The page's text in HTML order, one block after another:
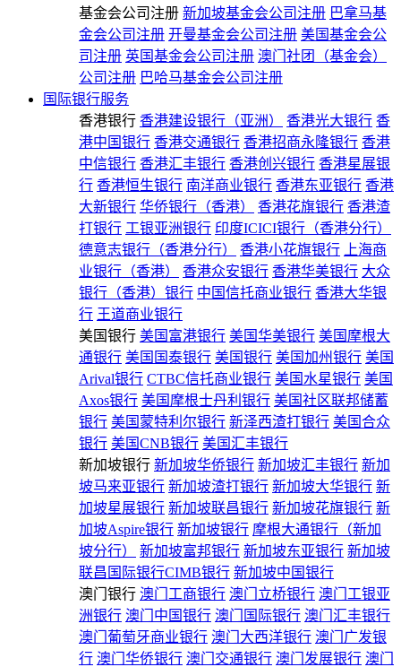
基金会公司注册 新加坡基金会公司注册 巴拿马基
金会公司注册 开曼基金会公司注册 美国基金会公
司注册 英国基金会公司注册 澳门社团（基金会）
公司注册 巴哈马基金会公司注册
国际银行服务
香港银行 香港建设银行（亚洲） 香港光大银行 香
港中国银行 香港交通银行 香港招商永隆银行 香港
中信银行 香港汇丰银行 香港创兴银行 香港星展银
行 香港恒生银行 南洋商业银行 香港东亚银行 香港
大新银行 华侨银行（香港） 香港花旗银行 香港渣
打银行 工银亚洲银行 印度ICICI银行（香港分行）
德意志银行（香港分行）
香港小花旗银行
上海商
业银行（香港）
香港众安银行 香港华美银行 大众
银行（香港）银行 中国信托商业银行 香港大华银
行 王道商业银行
美国银行 美国富港银行 美国华美银行 美国摩根大
通银行 美国国泰银行 美国银行 美国加州银行 美国
Arival银行 CTBC信托商业银行 美国水星银行 美国
Axos银行 美国摩根士丹利银行 美国社区联邦储蓄
银行 美国蒙特利尔银行 新泽西渣打银行 美国合众
银行 美国CNB银行 美国汇丰银行
新加坡银行 新加坡华侨银行 新加坡汇丰银行 新加
坡马来亚银行 新加坡渣打银行 新加坡大华银行 新
加坡星展银行 新加坡联昌银行 新加坡花旗银行 新
加坡Aspire银行 新加坡银行 摩根大通银行（新加
坡分行）
新加坡富邦银行 新加坡东亚银行 新加坡
联昌国际银行CIMB银行 新加坡中国银行
澳门银行 澳门工商银行 澳门立桥银行 澳门工银亚
洲银行 澳门中国银行 澳门国际银行 澳门汇丰银行
澳门葡萄牙商业银行 澳门大西洋银行 澳门广发银
行 澳门华侨银行 澳门交通银行 澳门发展银行 澳门